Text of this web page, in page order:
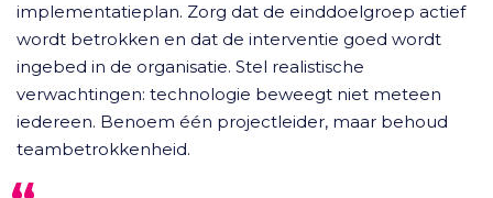
implementatieplan. Zorg dat de einddoelgroep actief
wordt betrokken en dat de interventie goed wordt
ingebed in de organisatie. Stel realistische
verwachtingen: technologie beweegt niet meteen
iedereen. Benoem één projectleider, maar behoud
teambetrokkenheid.